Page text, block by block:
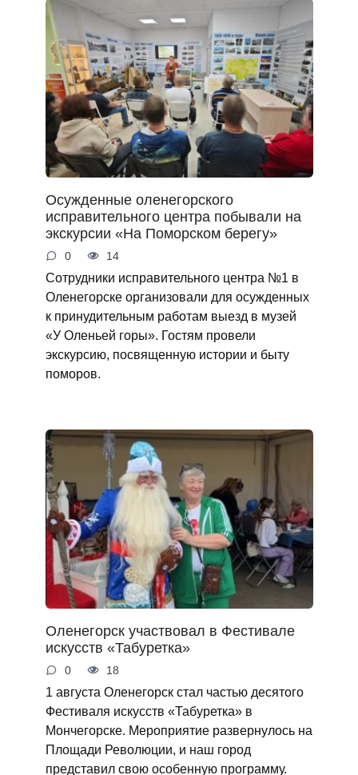
Осужденные оленегорского
исправительного центра побывали на
экскурсии «На Поморском берегу»
0 14
Сотрудники исправительного центра №1 в
Оленегорске организовали для осужденных
к принудительным работам выезд в музей
«У Оленьей горы». Гостям провели
экскурсию, посвященную истории и быту
поморов.
Оленегорск участвовал в Фестивале
искусств «Табуретка»
0 18
1 августа Оленегорск стал частью десятого
Фестиваля искусств «Табуретка» в
Мончегорске. Мероприятие развернулось на
Площади Революции, и наш город
представил свою особенную программу.